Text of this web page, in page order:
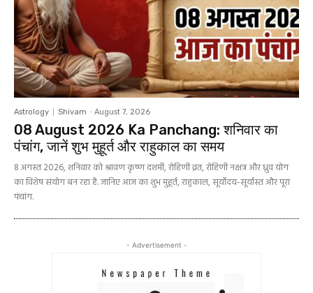
Astrology Shivam - August 7, 2026
08 August 2026 Ka Panchang: शनिवार का
पंचांग, जानें शुभ मुहूर्त और राहुकाल का समय
8 अगस्त 2026, शनिवार को श्रावण कृष्ण दशमी, रोहिणी व्रत, रोहिणी नक्षत्र और ध्रुव योग
का विशेष संयोग बन रहा है. जानिए आज का शुभ मुहूर्त, राहुकाल, सूर्योदय-सूर्यास्त और पूरा
पंचांग.
- Advertisement -